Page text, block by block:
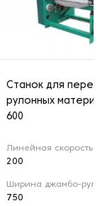
Станок для
рулонных
600
Линейная скорость
200
Ширина джамбо-
750